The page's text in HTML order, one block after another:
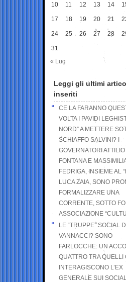
10 11 12 13 14
17 18 19 20 21
24 25 26 27 28
31
« Lug
Leggi gli ultimi
inseriti
CE LA FARANNO
VOLTA I PAVIDI
NORD” A METTERE
SCHIAFFO SALVINI? I
GOVERNATORI ATTILIO
FONTANA E
FEDRIGA, INSIEME AL
LUCA ZAIA, SONO
FORMALIZZARE UNA
CORRENTE, SOTTO
ASSOCIAZIONE
LE “TRUPPE” SOCIAL DI
VANNACCI? SONO
FARLOCCHE: UN
QUATTRO TRA QUELLI
INTERAGISCONO L’EX
GENERALE SUI